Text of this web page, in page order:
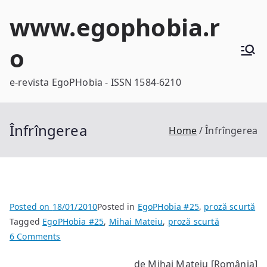
www.egophobia.r
o
e-revista EgoPHobia - ISSN 1584-6210
Înfrîngerea Home Înfrîngerea
Posted on 18/01/2010Posted in EgoPHobia #25, proză scurtă
Tagged EgoPHobia #25, Mihai Mateiu, proză scurtă
6 Comments
de Mihai Mateiu [România]